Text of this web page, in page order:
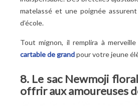
matelassé et une poignée
d’école.
Tout mignon, il remplira à
cartable de grandpour votre jeune
8. Le sac Newmoji
offrir aux amoureuses